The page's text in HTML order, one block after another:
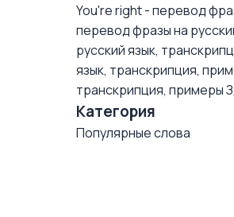
You're right - перевод
перевод фразы на
русский язык,
язык, транскрипция,
транскрипция, примеры
Категория
Популярные слова